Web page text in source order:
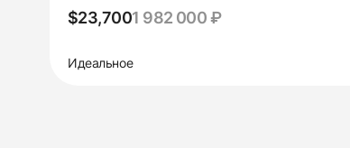
$23,7001 982 000 ₽
Идеальное